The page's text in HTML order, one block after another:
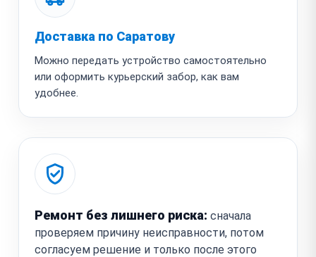
Доставка по Саратову
Можно передать устройство самостоятельно
или оформить курьерский забор, как вам
удобнее.
Ремонт без лишнего риска: сначала
проверяем причину неисправности, потом
согласуем решение и только после этого